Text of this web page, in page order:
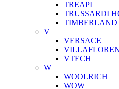
TREAPI
TRUSSARDI
TIMBERLAND
V
VERSACE
VTECH
W
WOOLRICH
WOW